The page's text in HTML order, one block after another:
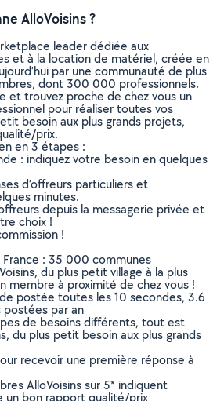
AlloVoisins ?
leader dédiée aux
et à la location de matériel, créée en
par une communauté de plus
dont 300 000 professionnels.
et trouvez proche de chez vous un
pour réaliser toutes vos
besoin aux plus grands projets,
prix.
en 3 étapes :
: indiquez votre besoin en quelques
d’offreurs particuliers et
minutes.
depuis la messagerie privée et
choix !
!
: 35 000 communes
du plus petit village à la plus
membre à proximité de chez vous !
postée toutes les 10 secondes, 3.6
postées par an
de besoins différents, tout est
du plus petit besoin aux plus grands
recevoir une première réponse à
AlloVoisins sur 5* indiquent
un bon rapport qualité/prix